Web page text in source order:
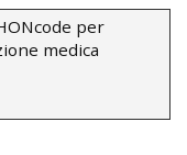
per
medica